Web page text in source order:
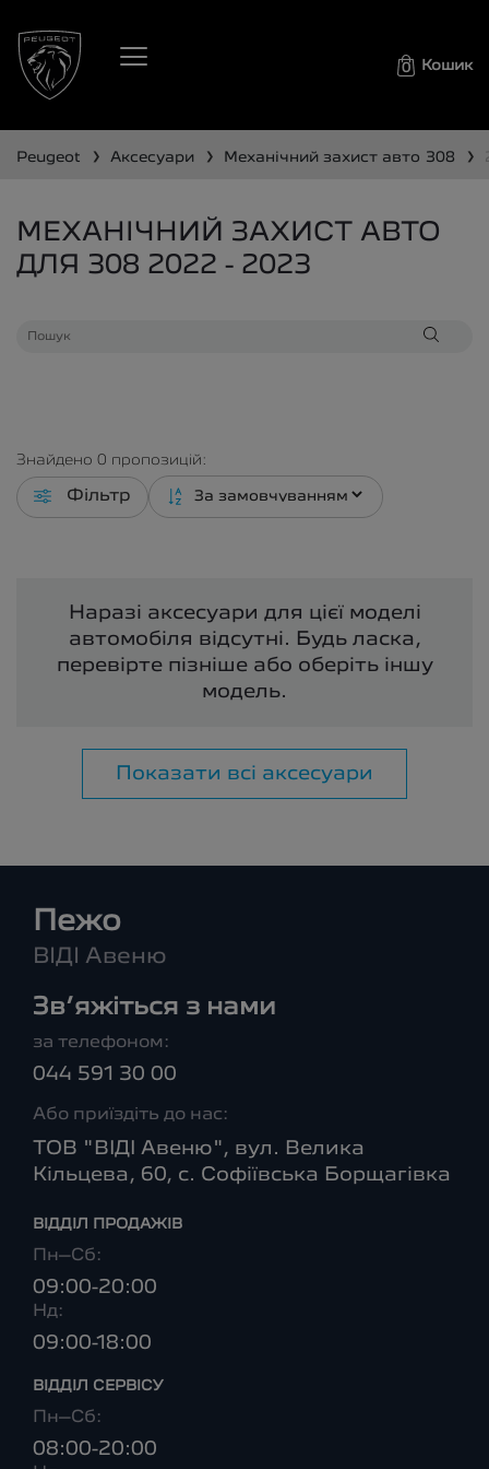
0 Кошик
peugeot ❯ аксесуари ❯ механічний захист авто 308 ❯
МЕХАНІЧНИЙ ЗАХИСТ АВТО
ДЛЯ 308 2022 - 2023
Знайдено 0 пропозицій:
Фільтр
Наразі аксесуари для цієї моделі
автомобіля відсутні. Будь ласка,
перевірте пізніше або оберіть іншу
модель.
Показати всі аксесуари
Пежо
ВІДІ Авеню
Зв’яжіться з нами
за телефоном:
044 591 30 00
Або приїздіть до нас:
ТОВ "ВІДІ Авеню", вул. Велика
Кільцева, 60, с. Софіївська Борщагівка
ВІДДІЛ ПРОДАЖІВ
Пн–Сб:
09:00-20:00
Нд:
09:00-18:00
ВІДДІЛ CЕРВІСУ
Пн–Сб:
08:00-20:00